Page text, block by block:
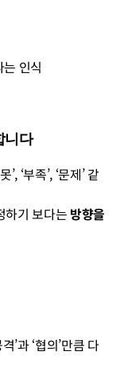
는 인식
니다
‘부족’, ‘문제’ 같
하기 보다는 방향을
’과 ‘협의’만큼 다